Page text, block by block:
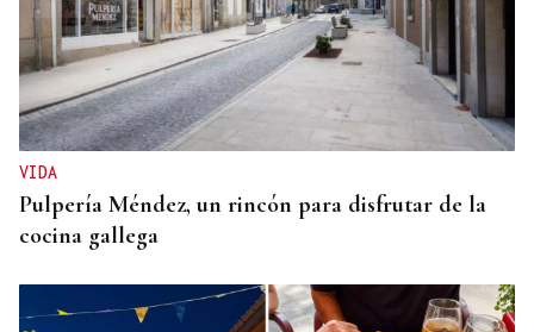
VIDA
Pulpería Méndez, un rincón para disfrutar de la
cocina gallega